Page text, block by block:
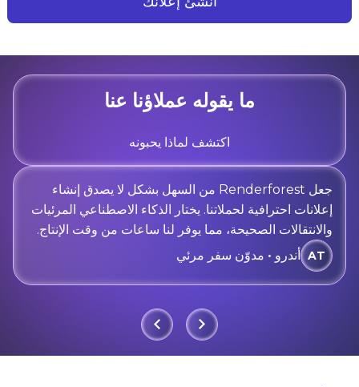
ما يقوله عملاؤنا عنا
اكتشف لماذا يحبونه
جعل Renderforest من السهل بشكل لا يصدق إنشاء
إعلانات احترافية لحملاتنا. يختار الذكاء الاصطناعي المرئيات
والانتقالات الصحيحة، مما يوفر لنا ساعات من وقت الإنتاج.
AT أندرو • مدوّن سفر مرئي